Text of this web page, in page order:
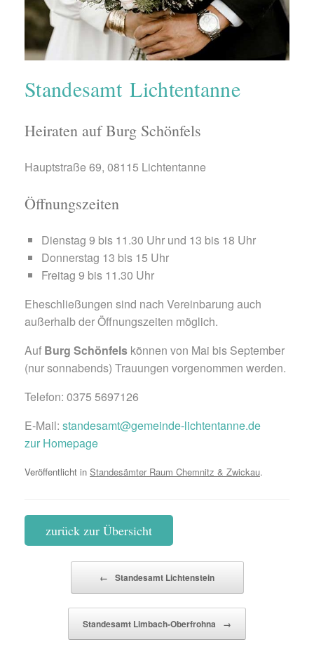
Standesamt Lichtentanne
Heiraten auf Burg Schönfels
Hauptstraße 69, 08115 Lichtentanne
Öffnungszeiten
Dienstag 9 bis 11.30 Uhr und 13 bis 18 Uhr
Donnerstag 13 bis 15 Uhr
Freitag 9 bis 11.30 Uhr
Eheschließungen sind nach Vereinbarung auch
außerhalb der Öffnungszeiten möglich.
Auf Burg Schönfels können von Mai bis September
(nur sonnabends) Trauungen vorgenommen werden.
Telefon: 0375 5697126
E-Mail: standesamt@gemeinde-lichtentanne.de
zur Homepage
Veröffentlicht in Standesämter Raum Chemnitz & Zwickau.
zurück zur Übersicht
← Standesamt Lichtenstein
Standesamt Limbach-Oberfrohna →